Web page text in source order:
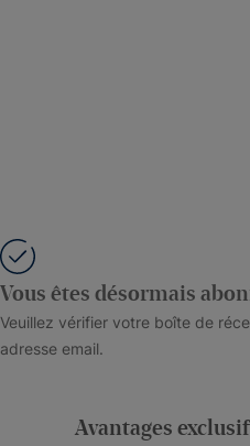
Vous êtes désormais
Veuillez vérifier votre boîte de
adresse email.
Avantages